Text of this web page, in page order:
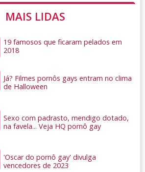
MAIS LIDAS
19 famosos que ficaram pelados em
2018
Já? Filmes pornôs gays entram no clima
de Halloween
Sexo com padrasto, mendigo dotado,
na favela... Veja HQ pornô gay
'Oscar do pornô gay' divulga
vencedores de 2023